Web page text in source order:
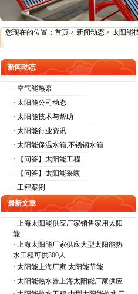
您现在的位置： 首页 > 新闻动态 > 太阳能
新闻动态
· 空气能热泵
· 太阳能公司动态
· 太阳能技术与帮助
· 太阳能行业资讯
· 太阳能保温水箱,不锈钢水箱
· 【问答】太阳能工程
· 【问答】太阳能采暖
· 工程案例
最新文章
· 上海太阳能供应厂家销售家用太阳
能
· 上海太阳能厂家供应大型太阳能热
水工程可供300人
· 太阳能上海厂家 太阳能节能
· 太阳能热水器上海太阳能厂家供应